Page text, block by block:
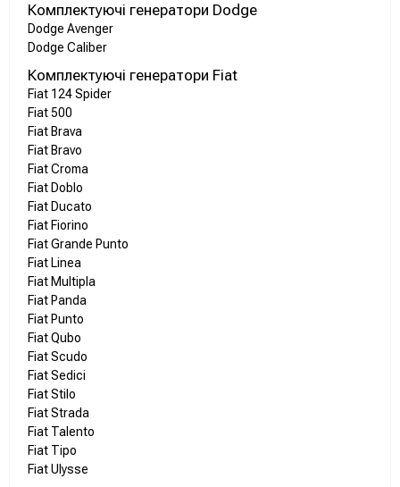
Комплектуючі генератори Dodge
Dodge Avenger
Dodge Caliber
Комплектуючі генератори Fiat
Fiat 124 Spider
Fiat 500
Fiat Brava
Fiat Bravo
Fiat Croma
Fiat Doblo
Fiat Ducato
Fiat Fiorino
Fiat Grande Punto
Fiat Linea
Fiat Multipla
Fiat Panda
Fiat Punto
Fiat Qubo
Fiat Scudo
Fiat Sedici
Fiat Stilo
Fiat Strada
Fiat Talento
Fiat Tipo
Fiat Ulysse